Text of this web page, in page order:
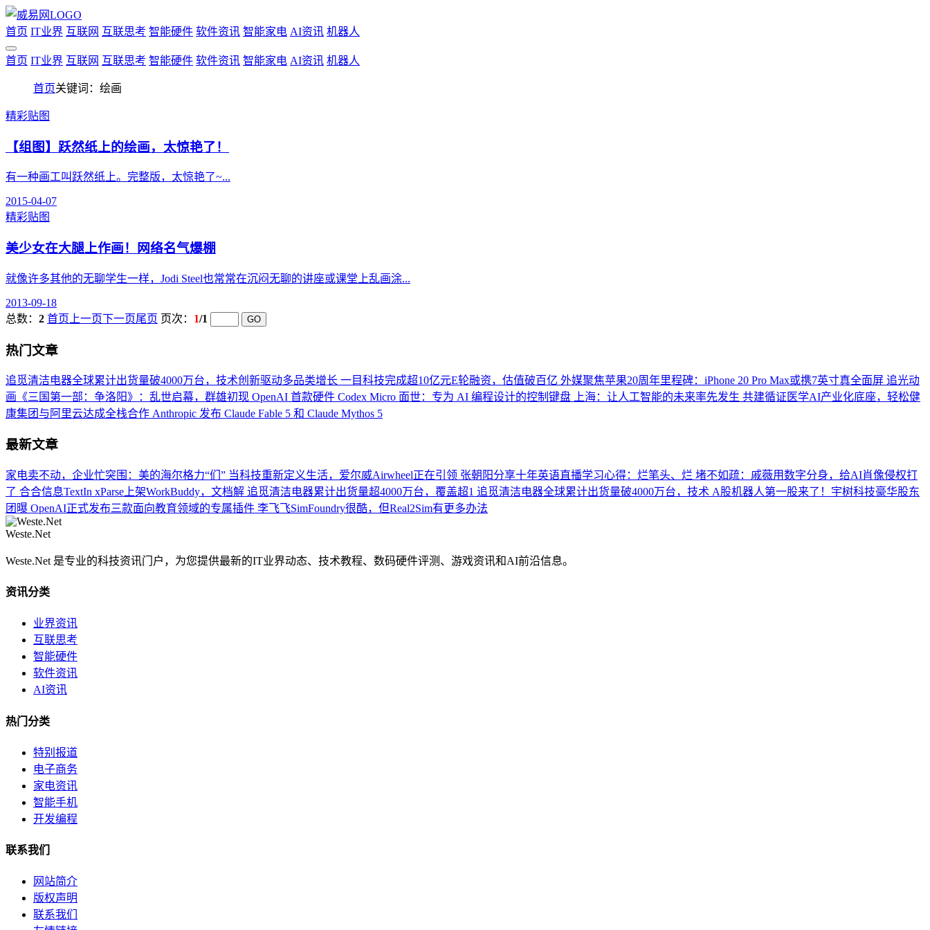
首页 IT业界 互联网 互联思考 智能硬件 软件资讯 智能家电 AI资讯 机器人
首页 IT业界 互联网 互联思考 智能硬件 软件资讯 智能家电 AI资讯 机器人
首页关键词：绘画
精彩贴图
【组图】跃然纸上的绘画，太惊艳了！
有一种画工叫跃然纸上。完整版，太惊艳了~...
2015-04-07
精彩贴图
美少女在大腿上作画！网络名气爆棚
就像许多其他的无聊学生一样，Jodi Steel也常常在沉闷无聊的讲座或课堂上乱画涂...
2013-09-18
总数： 2 首页 上一页下一页尾页 页次： 1/1
热门文章
追觅清洁电器全球累计出货量破4000万台，技术创新驱动多品类增长 一目科技完成超10亿元E轮融资，估值破百亿 外媒聚焦苹果20周年里程碑：iPhone 20 Pro Max或携7英寸真全面屏 追光动
画《三国第一部：争洛阳》：乱世启幕，群雄初现 OpenAI 首款硬件 Codex Micro 面世：专为 AI 编程设计的控制键盘 上海：让人工智能的未来率先发生 共建循证医学AI产业化底座，轻松健
康集团与阿里云达成全栈合作 Anthropic 发布 Claude Fable 5 和 Claude Mythos 5
最新文章
家电卖不动，企业忙突围：美的海尔格力“们” 当科技重新定义生活，爱尔威Airwheel正在引领 张朝阳分享十年英语直播学习心得：烂笔头、烂 堵不如疏：戚薇用数字分身，给AI肖像侵权打
了 合合信息TextIn xParse上架WorkBuddy，文档解 追觅清洁电器累计出货量超4000万台，覆盖超1 追觅清洁电器全球累计出货量破4000万台，技术 A股机器人第一股来了！宇树科技豪华股东
团曝 OpenAI正式发布三款面向教育领域的专属插件 李飞飞SimFoundry很酷，但Real2Sim有更多办法
Weste.Net
Weste.Net 是专业的科技资讯门户，为您提供最新的IT业界动态、技术教程、数码硬件评测、游戏资讯和AI前沿信息。
资讯分类
业界资讯
互联思考
智能硬件
软件资讯
AI资讯
热门分类
特别报道
电子商务
家电资讯
智能手机
开发编程
联系我们
网站简介
版权声明
联系我们